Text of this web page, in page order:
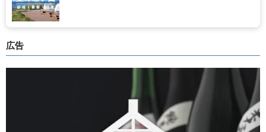
広告